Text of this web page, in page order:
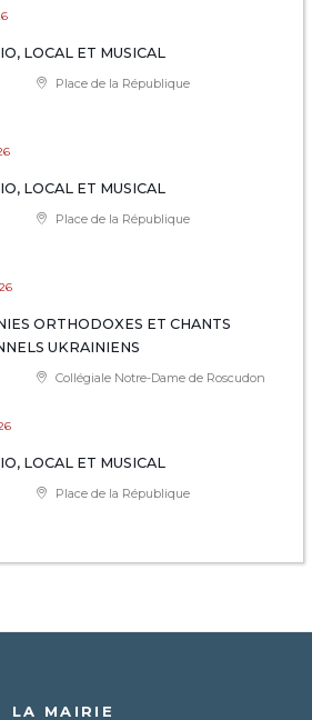
LOCAL ET MUSICAL
Place de la République
LOCAL ET MUSICAL
Place de la République
ORTHODOXES ET CHANTS
UKRAINIENS
Collégiale Notre-Dame de Roscudon
LOCAL ET MUSICAL
Place de la République
LA MAIRIE